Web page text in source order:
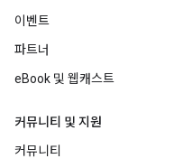
이벤트
파트너
eBook 및 웹캐스트
커뮤니티 및 지원
커뮤니티